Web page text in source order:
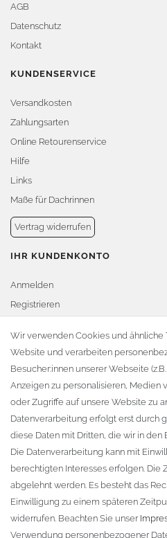
AGB
Datenschutz
Kontakt
KUNDENSERVICE
Versandkosten
Zahlungsarten
Online Retourenservice
Hilfe
Links
Maße für Dachrinnen
Vertrag widerrufen
IHR KUNDENKONTO
Anmelden
Registrieren
Warenkorb
Zur Kasse
KONTAKT
Fa. Steffen Jost
Söbrigener Weg 50
D-01796 Pirna
Telefon:+49 (0)3501 507295
info@dach-teufel.de
Wir verwenden Cookies und ähnliche
Website und verarbeiten
Besucher:innen unserer Webseite
Anzeigen zu personalisieren, Medien
oder Zugriffe auf unsere Website zu
Datenverarbeitung erfolgt erst durch
diese Daten mit Dritten, die wir in den
Die Datenverarbeitung kann mit
berechtigten Interesses erfolgen. Die
abgelehnt werden. Es besteht das
Einwilligung zu einem späteren
widerrufen. Beachten Sie unser
Verwendung personenbezogener